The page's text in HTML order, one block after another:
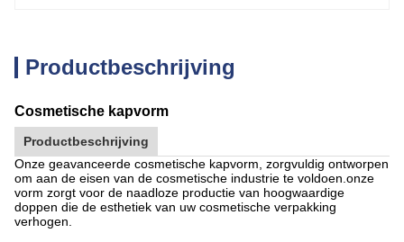
Productbeschrijving
Cosmetische kapvorm
Productbeschrijving
Onze geavanceerde cosmetische kapvorm, zorgvuldig ontworpen
om aan de eisen van de cosmetische industrie te voldoen.onze
vorm zorgt voor de naadloze productie van hoogwaardige
doppen die de esthetiek van uw cosmetische verpakking
verhogen.